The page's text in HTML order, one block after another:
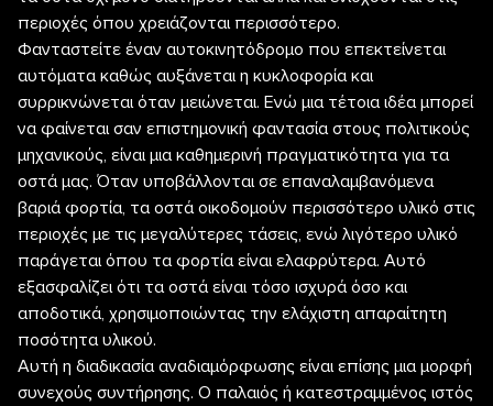
περιοχές όπου χρειάζονται περισσότερο.
Φανταστείτε έναν αυτοκινητόδρομο που επεκτείνεται
αυτόματα καθώς αυξάνεται η κυκλοφορία και
συρρικνώνεται όταν μειώνεται. Ενώ μια τέτοια ιδέα μπορεί
να φαίνεται σαν επιστημονική φαντασία στους πολιτικούς
μηχανικούς, είναι μια καθημερινή πραγματικότητα για τα
οστά μας. Όταν υποβάλλονται σε επαναλαμβανόμενα
βαριά φορτία, τα οστά οικοδομούν περισσότερο υλικό στις
περιοχές με τις μεγαλύτερες τάσεις, ενώ λιγότερο υλικό
παράγεται όπου τα φορτία είναι ελαφρύτερα. Αυτό
εξασφαλίζει ότι τα οστά είναι τόσο ισχυρά όσο και
αποδοτικά, χρησιμοποιώντας την ελάχιστη απαραίτητη
ποσότητα υλικού.
Αυτή η διαδικασία αναδιαμόρφωσης είναι επίσης μια μορφή
συνεχούς συντήρησης. Ο παλαιός ή κατεστραμμένος ιστός